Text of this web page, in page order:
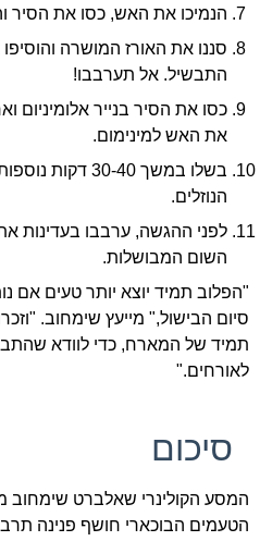
הנמיכו את האש, כסו את הסיר
סננו את האורז המושרה
התבשיל. אל תערבבו!
כסו את הסיר בנייר אלומיניום
את האש למינימום.
בשלו במשך 30-
הנוזלים.
לפני ההגשה, ערבבו בעדינות
השום המבושלות.
סיום הבישול," מייעץ שימחוב.
תמיד של המארח, כדי לוודא
לאורחים."
סיכום
המסע הקולינרי שאלברט שימחוב
הטעמים הבוכארי חושף פנינה